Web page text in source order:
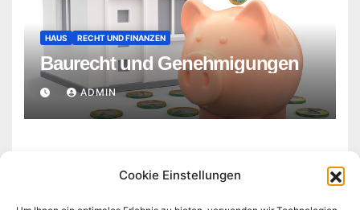
Cookie Einstellungen
HAUS RECHT UND FINANZEN
Baurecht und Genehmigungen
ADMIN